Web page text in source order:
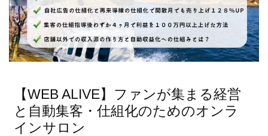
【WEB ALIVE】ファンが集まる経営
と自動集客・仕組化のためのオンラ
インサロン